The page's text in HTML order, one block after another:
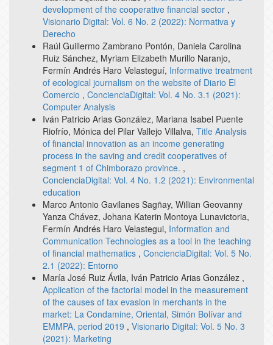
development of the cooperative financial sector ,
Visionario Digital: Vol. 6 No. 2 (2022): Normativa y
Derecho
Raúl Guillermo Zambrano Pontón, Daniela Carolina
Ruiz Sánchez, Myriam Elizabeth Murillo Naranjo,
Fermín Andrés Haro Velasteguí, Informative treatment
of ecological journalism on the website of Diario El
Comercio , ConcienciaDigital: Vol. 4 No. 3.1 (2021):
Computer Analysis
Iván Patricio Arias González, Mariana Isabel Puente
Riofrío, Mónica del Pilar Vallejo Villalva, Title Analysis
of financial innovation as an income generating
process in the saving and credit cooperatives of
segment 1 of Chimborazo province. ,
ConcienciaDigital: Vol. 4 No. 1.2 (2021): Environmental
education
Marco Antonio Gavilanes Sagñay, Willian Geovanny
Yanza Chávez, Johana Katerin Montoya Lunavictoria,
Fermín Andrés Haro Velastegui, Information and
Communication Technologies as a tool in the teaching
of financial mathematics , ConcienciaDigital: Vol. 5 No.
2.1 (2022): Entorno
María José Ruiz Ávila, Iván Patricio Arias González ,
Application of the factorial model in the measurement
of the causes of tax evasion in merchants in the
market: La Condamine, Oriental, Simón Bolívar and
EMMPA, period 2019 , Visionario Digital: Vol. 5 No. 3
(2021): Marketing